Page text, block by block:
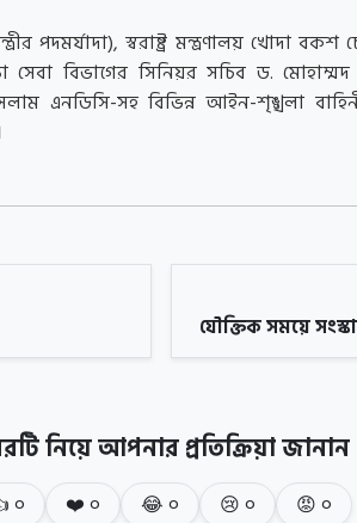
পদমর্যাদা), স্বরাষ্ট্র মন্ত্রণালয় খোদা বকশ
সেবা বিভাগের সিনিয়র সচিব ড.
এনডিসি-সহ বিভিন্ন আইন-শৃঙ্খলা বাহিনী
যৌক্তিক সময়ে
নিয়ে আপনার প্রতিক্রিয়া জানান
০ ❤️০ 😂০ 😢০ 😡০